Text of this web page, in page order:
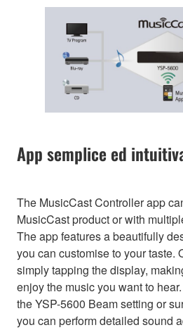
App semplice ed
The MusicCast Controller app
MusicCast product or with
The app features a beautifully
you can customise to your taste.
simply tapping the display,
enjoy the music you want to
the YSP-5600 Beam setting or
you can perform detailed sound